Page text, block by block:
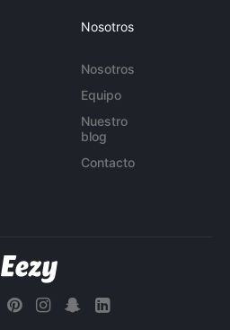
Nosotros
Nosotros
Equipo
Nuestro
blog
Contacto